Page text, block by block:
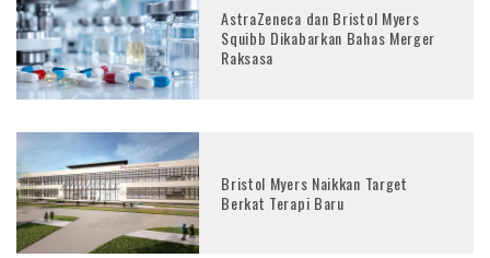
AstraZeneca dan Bristol Myers
Squibb Dikabarkan Bahas Merger
Raksasa
Bristol Myers Naikkan Target
Berkat Terapi Baru